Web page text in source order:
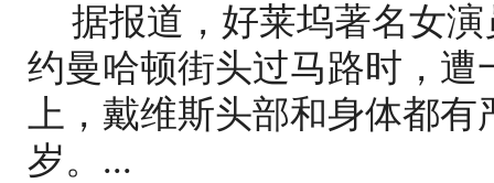
据报道，好莱坞著名女
约曼哈顿街头过马路时，
上，戴维斯头部和身体都
岁。...